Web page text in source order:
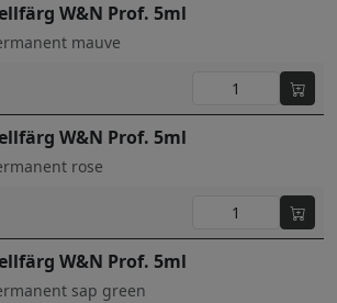
W&N Prof. 5ml
mauve
W&N Prof. 5ml
rose
W&N Prof. 5ml
sap green